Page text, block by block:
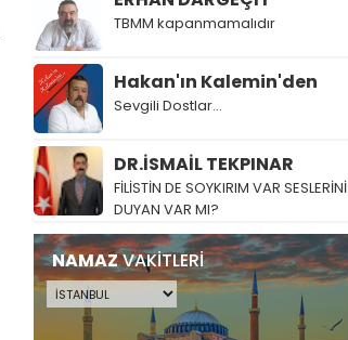
TBMM kapanmamalıdır
Hakan'ın Kalemin'den
Sevgili Dostlar...
DR.İSMAİL TEKPINAR
FİLİSTİN DE SOYKIRIM VAR SESLERİNİ
DUYAN VAR MI?
NAMAZVAKİTLERİ